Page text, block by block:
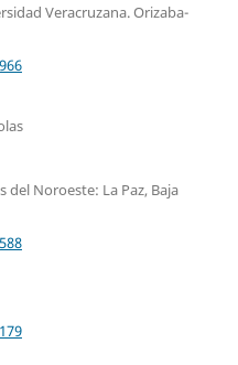
Veracruzana. Orizaba-
Noroeste: La Paz, Baja